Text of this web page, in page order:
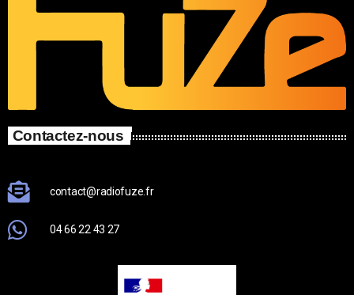
Contactez-nous
contact@radiofuze.fr
04 66 22 43 27